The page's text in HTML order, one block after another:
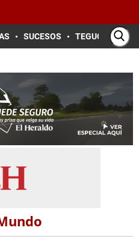
SUCESOS TEGUCIGALPA